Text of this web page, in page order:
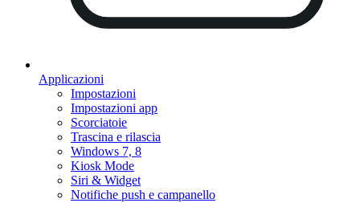
Applicazioni
Impostazioni
Impostazioni app
Scorciatoie
Trascina e rilascia
Windows 7, 8
Kiosk Mode
Siri & Widget
Notifiche push e campanello